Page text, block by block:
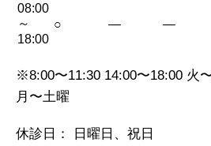
08:00
～
18:00
○ — —
※8:00〜11:30 14:00〜18:00 火
月〜土曜
休診日： 日曜日、祝日